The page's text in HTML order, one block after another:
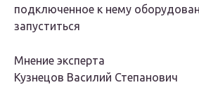
подключенное к нему
запуститься
Мнение эксперта
Кузнецов Василий Степанович